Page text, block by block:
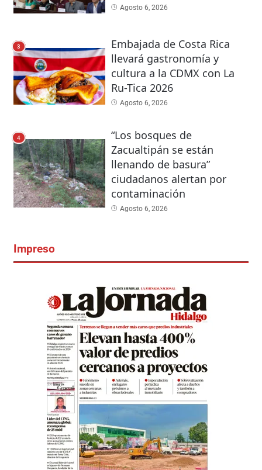
Agosto 6, 2026
3
Embajada de Costa Rica
llevará gastronomía y
cultura a la CDMX con La
Ru-Tica 2026
Agosto 6, 2026
4
“Los bosques de
Zacualtipán se están
llenando de basura”
ciudadanos alertan por
contaminación
Agosto 6, 2026
Impreso